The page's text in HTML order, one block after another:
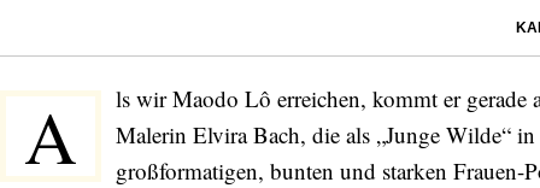
A
ls wir Maodo Lô erreichen, kommt er gerade
Malerin Elvira Bach, die als „Junge Wilde“
großformatigen, bunten und starken